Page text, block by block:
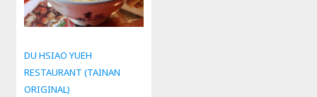
DU HSIAO YUEH
RESTAURANT (TAINAN
ORIGINAL)